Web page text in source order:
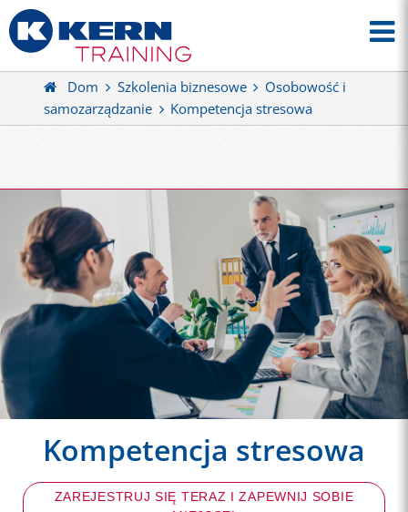
Dom Szkolenia biznesowe
Osobowość i
samozarządzanie
Kompetencja stresowa
Kompetencja stresowa
ZAREJESTRUJ SIĘ TERAZ I ZAPEWNIJ SOBIE